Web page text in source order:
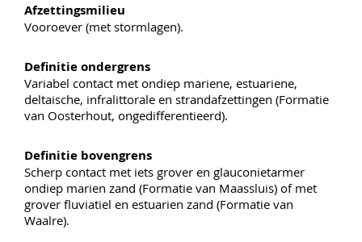
Afzettingsmilieu
Vooroever (met stormlagen).
Definitie ondergrens
Variabel contact met ondiep mariene, estuariene,
deltaische, infralittorale en strandafzettingen (Formatie
van Oosterhout, ongedifferentieerd).
Definitie bovengrens
Scherp contact met iets grover en glauconietarmer
ondiep marien zand (Formatie van Maassluis) of met
grover fluviatiel en estuarien zand (Formatie van
Waalre).